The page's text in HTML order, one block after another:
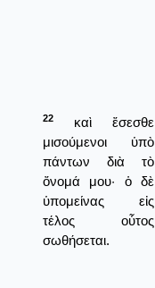
22
καὶ ἔσεσθε
μισούμενοι ὑπὸ
πάντων διὰ τὸ
ὄνομά μου· ὁ δὲ
ὑπομείνας εἰς
τέλος οὗτος
σωθήσεται.